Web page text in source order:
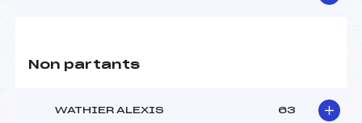
Non partants
WATHIER ALEXIS 63